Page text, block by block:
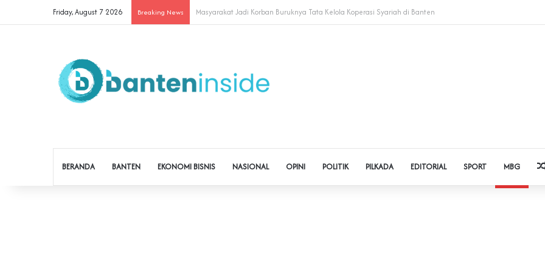
Friday, August 7 2026 Breaking News Cegah Buruh Terjerat Judol dan Pinjol, Polda Banten Gandeng SPSI Perkuat Literasi Digital
BERANDA BANTEN EKONOMI BISNIS NASIONAL OPINI POLITIK PILKADA EDITORIAL SPORT MBG